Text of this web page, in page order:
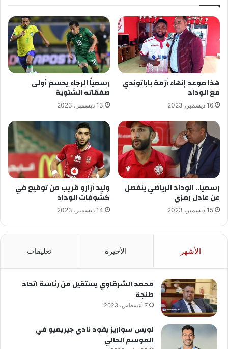
هذا موعد إنهاء أزمة باباتوندي
مع الوداد
16 ديسمبر، 2023
رسمياً الرجاء يحسم أولى
صفقاته الشتوية
13 ديسمبر، 2023
رسميا.. الوداد الرياضي ينفصل
عن عادل رمزي
15 ديسمبر، 2023
وليد أزارو قريب من توقيع في
كشوفات الوداد
14 ديسمبر، 2023
الأشهر الأخيرة تعليقات
محمد الشرقاوي يستقيل من رئاسة اتحاد
طنجة
7 أغسطس، 2023
لويس سواريز يقود نادي جيريميو في
الموسم الحالي